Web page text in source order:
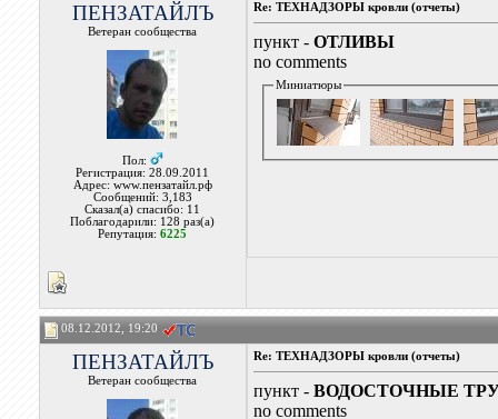
ПЕНЗАТАЙЛЪ
Ветеран сообщества
Пол:
Регистрация: 28.09.2011
Адрес: www.пензатайл.рф
Сообщений: 3,183
Сказал(а) спасибо: 11
Поблагодарили: 128 раз(а)
Репутация:6225
Re: ТЕХНАДЗОРЫ кровли (отчеты)
пункт - ОТЛИВЫ
no comments
Миниатюры
08.12.2012, 19:20
ПЕНЗАТАЙЛЪ
Ветеран сообщества
Re: ТЕХНАДЗОРЫ кровли (отчеты)
пункт - ВОДОСТОЧНЫЕ
no comments